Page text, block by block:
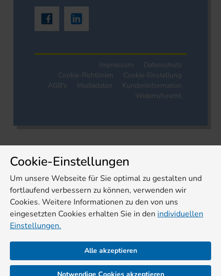
Impressum
Datenschutz
Cookie-Richtlinien
Cookie-Einstellung
AGB's
Mediadaten
Kundeninformation
Widerrufsrecht
Cookie-Einstellungen
Um unsere Webseite für Sie optimal zu gestalten und
fortlaufend verbessern zu können, verwenden wir
Cookies. Weitere Informationen zu den von uns
eingesetzten Cookies erhalten Sie in den individuellen
Einstellungen.
Alle akzeptieren